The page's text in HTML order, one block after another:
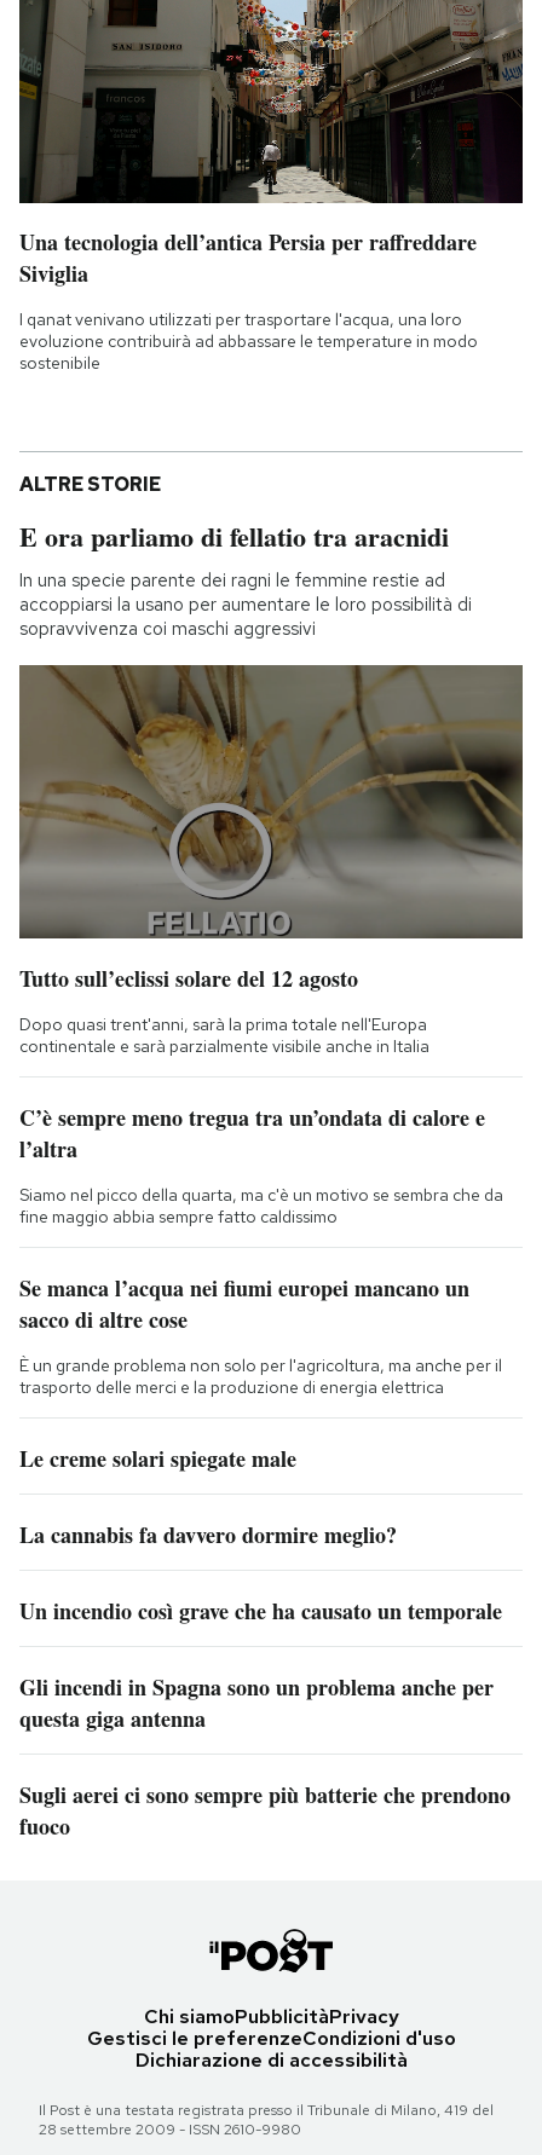
Una tecnologia dell’antica Persia per raffreddare
Siviglia
I qanat venivano utilizzati per trasportare l'acqua, una loro
evoluzione contribuirà ad abbassare le temperature in modo
sostenibile
ALTRE STORIE
E ora parliamo di fellatio tra aracnidi
In una specie parente dei ragni le femmine restie ad
accoppiarsi la usano per aumentare le loro possibilità di
sopravvivenza coi maschi aggressivi
Tutto sull’eclissi solare del 12 agosto
Dopo quasi trent'anni, sarà la prima totale nell'Europa
continentale e sarà parzialmente visibile anche in Italia
C’è sempre meno tregua tra un’ondata di calore e
l’altra
Siamo nel picco della quarta, ma c'è un motivo se sembra che da
fine maggio abbia sempre fatto caldissimo
Se manca l’acqua nei fiumi europei mancano un
sacco di altre cose
È un grande problema non solo per l'agricoltura, ma anche per il
trasporto delle merci e la produzione di energia elettrica
Le creme solari spiegate male
La cannabis fa davvero dormire meglio?
Un incendio così grave che ha causato un temporale
Gli incendi in Spagna sono un problema anche per
questa giga antenna
Sugli aerei ci sono sempre più batterie che prendono
fuoco
Chi siamoPubblicitàPrivacy
Gestisci le preferenzeCondizioni d'uso
Dichiarazione di accessibilità
Il Post è una testata registrata presso il Tribunale di Milano, 419 del
28 settembre 2009 - ISSN 2610-9980